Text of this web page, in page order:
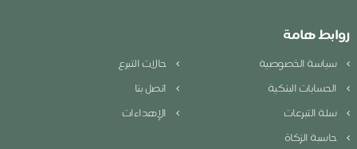
روابط هامة
سياسة الخصوصية
حالات التبرع
الحسابات البنكية
اتصل بنا
سلة التبرعات
الإهداءات
حاسبة الزكاة